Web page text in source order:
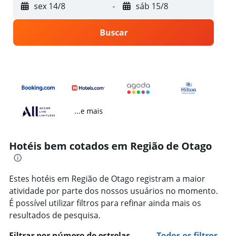
sex 14/8 - sáb 15/8
Buscar
...e mais
Hotéis bem cotados em Região de Otago
Estes hotéis em Região de Otago registram a maior
atividade por parte dos nossos usuários no momento.
É possível utilizar filtros para refinar ainda mais os
resultados de pesquisa.